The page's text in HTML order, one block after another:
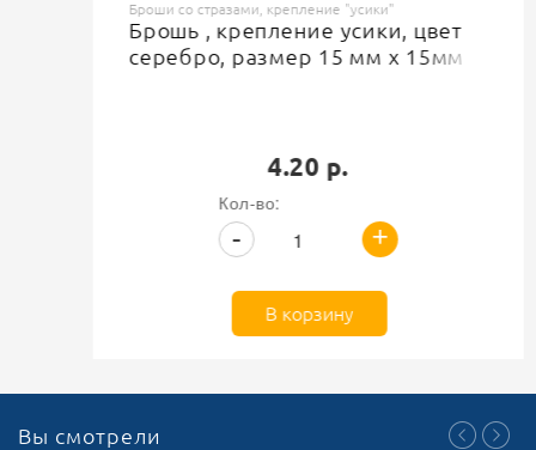
Броши со стразами, крепление "усики"
Брошь , крепление усики, цвет
серебро, размер 15 мм х 15мм
4.20 р.
Кол-во:
В корзину
Вы смотрели